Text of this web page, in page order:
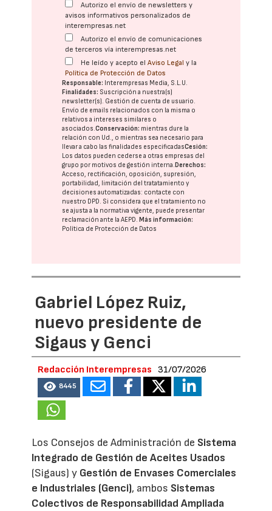
Autorizo el envío de newsletters y
avisos informativos personalizados de
interempresas.net
Autorizo el envío de comunicaciones
de terceros vía interempresas.net
He leído y acepto elAviso Legal y la
Política de Protección de Datos
Responsable: Interempresas Media, S.L.U.
Finalidades: Suscripción a nuestra(s)
newsletter(s). Gestión de cuenta de usuario.
Envío de emails relacionados con la misma o
relativos a intereses similares o
asociados.Conservación: mientras dure la
relación con Ud., o mientras sea necesario para
llevar a cabo las finalidades especificadasCesión:
Los datos pueden cederse a otras empresas del
grupo por motivos de gestión interna. Derechos:
Acceso, rectificación, oposición, supresión,
portabilidad, limitación del tratatamiento y
decisiones automatizadas: contacte con
nuestro DPD. Si considera que el tratamiento no
se ajusta a la normativa vigente, puede presentar
reclamación ante laAEPD. Más información:
Política de Protección de Datos
Gabriel López Ruiz,
nuevo presidente de
Sigaus y Genci
Redacción Interempresas 31/07/2026
8445
Los Consejos de Administración de Sistema
Integrado de Gestión de Aceites Usados
(Sigaus) y Gestión de Envases Comerciales
e Industriales (Genci), ambos Sistemas
Colectivos de Responsabilidad Ampliada